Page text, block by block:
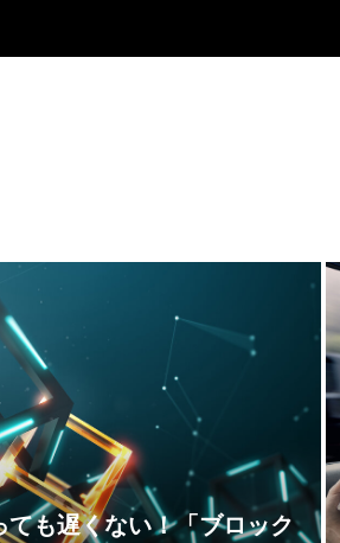
ても遅くない！「ブロック